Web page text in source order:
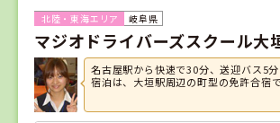
岐阜県
マジオドライバーズスクール大
名古屋駅から快速で30分、送迎バス5分
宿泊は、大垣駅周辺の町型の免許合宿で